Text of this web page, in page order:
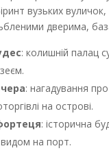
вузьких
дверима,
: колишній палац
: нагадування про
на острові.
: історична
на порт.